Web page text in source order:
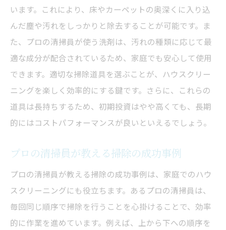
います。これにより、床やカーペットの奥深くに入り込
んだ塵や汚れをしっかりと除去することが可能です。ま
た、プロの清掃員が使う洗剤は、汚れの種類に応じて最
適な成分が配合されているため、家庭でも安心して使用
できます。適切な掃除道具を選ぶことが、ハウスクリー
ニングを楽しく効率的にする鍵です。さらに、これらの
道具は長持ちするため、初期投資はやや高くても、長期
的にはコストパフォーマンスが良いといえるでしょう。
プロの清掃員が教える掃除の成功事例
プロの清掃員が教える掃除の成功事例は、家庭でのハウ
スクリーニングにも役立ちます。あるプロの清掃員は、
毎回同じ順序で掃除を行うことを心掛けることで、効率
的に作業を進めています。例えば、上から下への順序を